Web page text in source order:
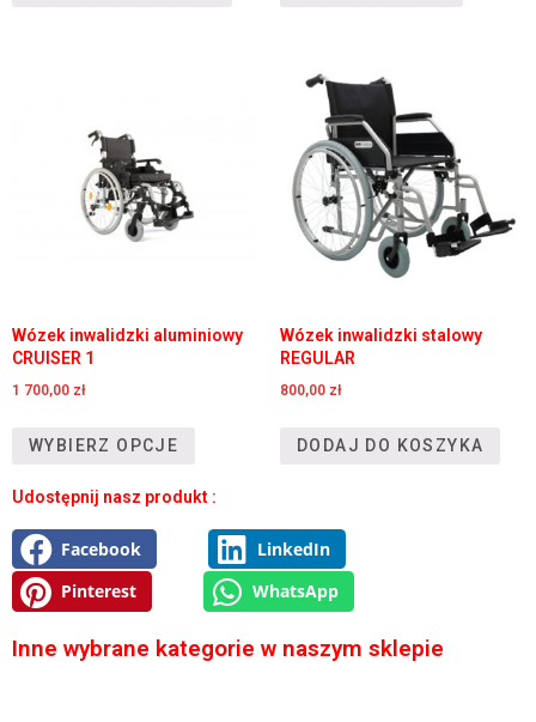
Wózek inwalidzki aluminiowy
CRUISER 1
1 700,00 zł
WYBIERZ OPCJE
Wózek inwalidzki stalowy
REGULAR
800,00 zł
DODAJ DO KOSZYKA
Udostępnij nasz produkt :
Facebook
LinkedIn
Pinterest
WhatsApp
Inne wybrane kategorie w naszym sklepie